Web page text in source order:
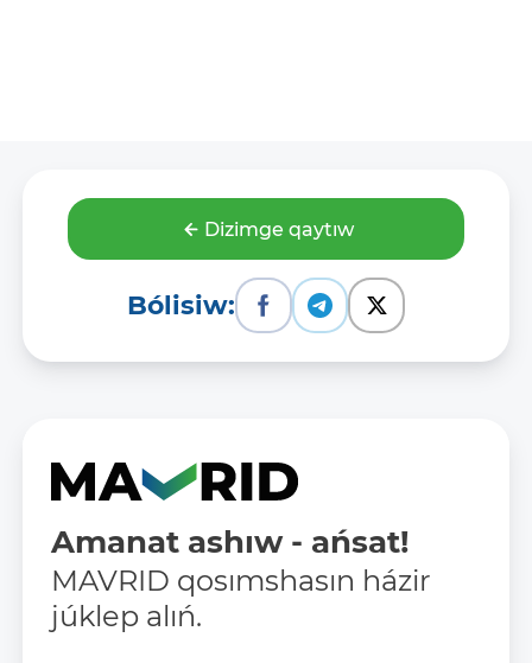
Dizimge qaytıw
Bólisiw:
Amanat ashıw - ańsat!
MAVRID qosımshasın házir
júklep alıń.